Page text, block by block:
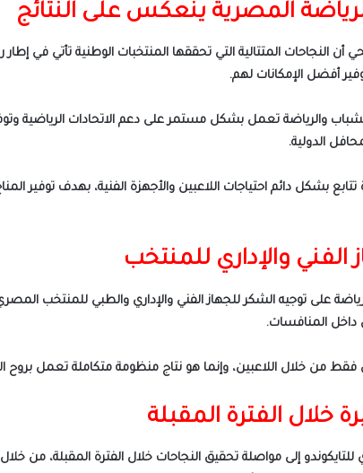
المصرية ينعكس على النتائج
النجاحات المتتالية التي تحققها المنتخبات الوطنية تأتي في
أفضل الإمكانات لهم.
الشباب والرياضة تعمل بشكل مستمر على دعم الاتحادات الرياضية
الدولية.
تتابع بشكل دائم احتياجات اللاعبين والأجهزة الفنية، بهدف
الفني والإداري للمنتخب
على توجيه الشكر للجهاز الفني والإداري والطبي للمنتخب
داخل المنافسات.
فقط من خلال اللاعبين، وإنما هو نتاج منظومة متكاملة تعمل بروح
خلال الفترة المقبلة
إلى مواصلة تحقيق النجاحات خلال الفترة المقبلة، من